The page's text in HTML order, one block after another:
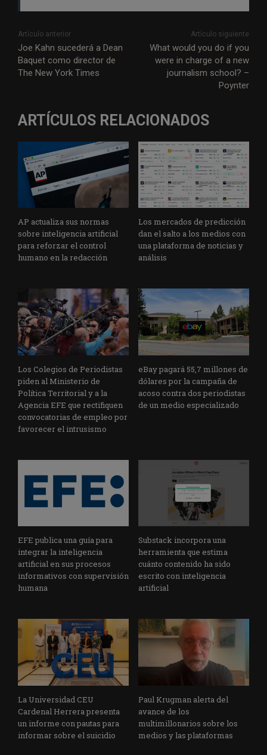
Artículo anterior
Joe Kahn sucederá a Dean
Baquet como director de
The New York Times
Artículo siguiente
What would you do if you
were in charge of a new
journalism school? –
Poynter
ARTÍCULOS RELACIONADOS
AP actualiza sus normas
sobre inteligencia artificial
para reforzar el control
humano en la redacción
Los mercados de predicción
dan el salto a los medios con
una plataforma de noticias y
análisis
Los Colegios de Periodistas
piden al Ministerio de
Política Territorial y a la
Agencia EFE que rectifiquen
convocatorias de empleo por
favorecer el intrusismo
eBay pagará 55,7 millones de
dólares por la campaña de
acoso contra dos periodistas
de un medio especializado
EFE publica una guía para
integrar la inteligencia
artificial en sus procesos
informativos con supervisión
humana
Substack incorpora una
herramienta que estima
cuánto contenido ha sido
escrito con inteligencia
artificial
La Universidad CEU
Cardenal Herrera presenta
un informe con pautas para
informar sobre el suicidio
Paul Krugman alerta del
avance de los
multimillonarios sobre los
medios y las plataformas